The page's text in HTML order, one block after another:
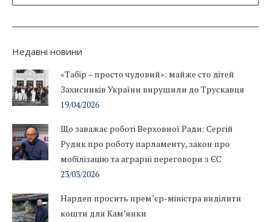
Недавні новини
«Табір – просто чудовий»: майже сто дітей
Захисників України вирушили до Трускавця
19/04/2026
Що заважає роботі Верховної Ради: Сергій
Рудик про роботу парламенту, закон про
мобілізацію та аграрні переговори з ЄС
23/03/2026
Нардеп просить прем’єр-міністра виділити
кошти для Кам’янки